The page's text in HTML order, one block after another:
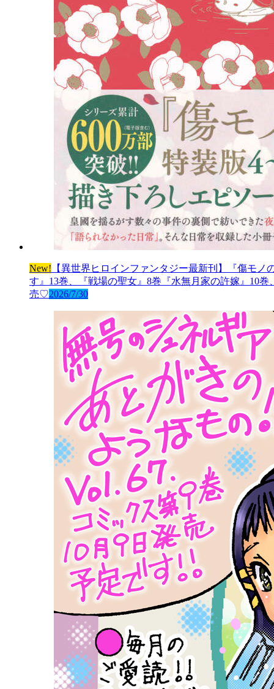
New! 【異世界ヒロインファンタジー最新刊】『傷モ
す』13巻、『戦場の聖女』8巻『水無月家の許嫁』10
売♡2026/7/30